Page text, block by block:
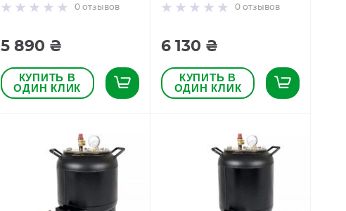
0 отзывов
5 890 ₴
КУПИТЬ В
ОДИН КЛИК
0 отзывов
6 130 ₴
КУПИТЬ В
ОДИН КЛИК